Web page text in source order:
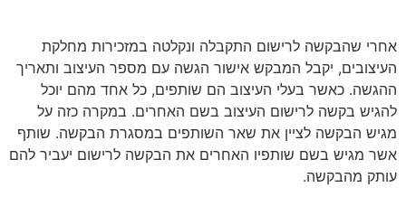
אחרי שהבקשה לרישום התקבלה ונקלטה במזכירות מחלקת
העיצובים, יקבל המבקש אישור הגשה עם מספר העיצוב ותאריך
ההגשה. כאשר בעלי העיצוב הם שותפים, כל אחד מהם יוכל
להגיש בקשה לרישום העיצוב בשם האחרים. במקרה כזה על
מגיש הבקשה לציין את שאר השותפים במסגרת הבקשה. שותף
אשר מגיש בשם שותפיו האחרים את הבקשה לרישום יעביר להם
עותק מהבקשה.